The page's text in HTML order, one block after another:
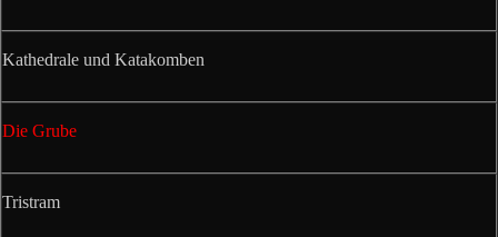
Kathedrale und Katakomben
Die Grube
Tristram